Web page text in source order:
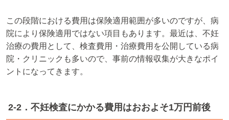
この段階における費用は保険適用範囲が多いのですが、病
院により保険適用ではない項目もあります。最近は、不妊
治療の費用として、検査費用・治療費用を公開している病
院・クリニックも多いので、事前の情報収集が大きなポイ
ントになってきます。
2-2．不妊検査にかかる費用はおおよそ1万円前後